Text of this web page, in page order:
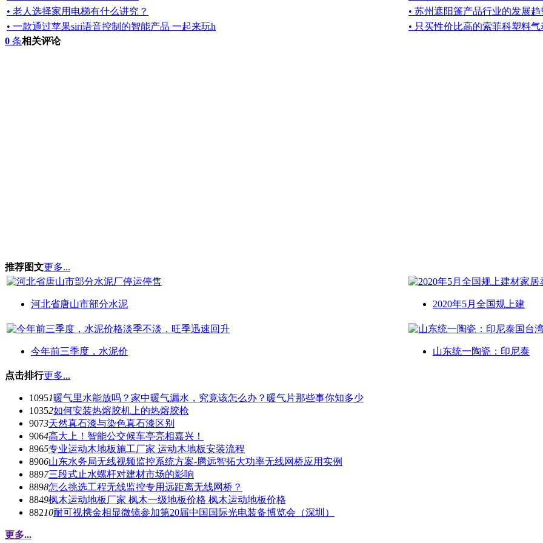
• 老人选择家用电梯有什么讲究？
• 苏州遮阳篷产品行业的发展趋
• 一款通过苹果siri语音控制的智能产品 一起来玩h
• 只买性价比高的索菲科塑料
0 条相关评论
推荐图文更多...
河北省唐山市部分水泥 2020年5月全国规上建
今年前三季度，水泥价 山东统一陶瓷：印尼泰
点击排行更多...
10951暖气里水能放吗？家中暖气漏水，究竟该怎么办？暖气片那些事你知多少
10352如何安装热熔胶机上的热熔胶枪
9073天然真石漆与染色真石漆区别
9064高大上！智能公交候车亭亮相嘉兴！
8965专业运动木地板施工厂家 运动木地板安装流程
8906山东水务局无线视频监控系统方案-腾远智拓大功率无线网桥应用实例
8897三段式止水螺杆对建材市场的影响
8898怎么挑选工程无线监控专用远距离无线网桥？
8849枫木运动地板厂家 枫木一级地板价格 枫木运动地板价格
88210耐可视携金相显微镜参加第20届中国国际光电装备博览会（深圳）
更多...